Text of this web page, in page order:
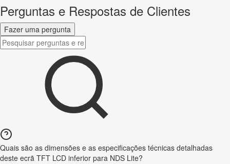
Perguntas e Respostas de Clientes
Fazer uma pergunta
Quais são as dimensões e as especificações técnicas detalhadas
deste ecrã TFT LCD inferior para NDS Lite?